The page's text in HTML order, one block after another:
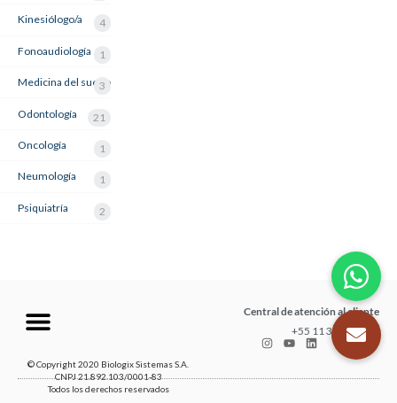
Kinesiólogo/a 4
Fonoaudiología 1
Medicina del sueño
3
Odontología 21
Oncología 1
Neumología 1
Psiquiatría 2
Central de atención al cliente
+55 11 3035-1211
© Copyright 2020 Biologix Sistemas S.A.
CNPJ 21.892.103/0001-83
Todos los derechos reservados